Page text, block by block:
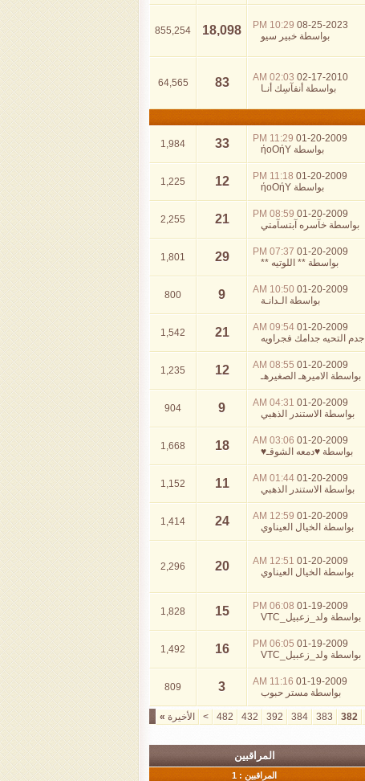
08-25-2023
10:29 PM
بواسطة خبير سيو 18,098
855,254
02-17-2010
02:03 AM
بواسطة أنفآسِك أنـا 83
64,565
01-20-2009
11:29 PM
بواسطة ήoOήY
33
1,984
01-20-2009
11:18 PM
بواسطة ήoOήY
12
1,225
01-20-2009
08:59 PM
بواسطة خآسره آبتسآمتي 21
2,255
01-20-2009
07:37 PM
بواسطة ** اللوتيه ** 29
1,801
01-20-2009
10:50 AM
بواسطة الـدانـة 9
800
01-20-2009
09:54 AM
جدم التحيه جدامك فجراويه 21
1,542
01-20-2009
08:55 AM
بواسطة الاميرهـ الصغيرهـ 12
1,235
01-20-2009
04:31 AM
بواسطة الاستندر الذهبي 9
904
01-20-2009
03:06 AM
بواسطة ♥دمعه الشوقـ♥ 18
1,668
01-20-2009
01:44 AM
بواسطة الاستندر الذهبي 11
1,152
01-20-2009
12:59 AM
بواسطة الخيال العيناوي 24
1,414
01-20-2009
12:51 AM
بواسطة الخيال العيناوي 20
2,296
01-19-2009
06:08 PM
بواسطة ولد_زعبيل_VTC 15
1,828
01-19-2009
06:05 PM
بواسطة ولد_زعبيل_VTC 16
1,492
01-19-2009
11:16 AM
بواسطة مستر حبوب 3
809
382
383
384
392
432
482
> الأخيرة »
المراقبين
المراقبين : 1